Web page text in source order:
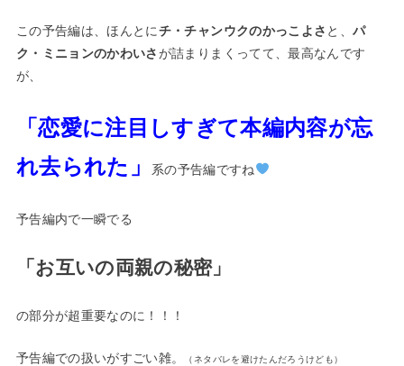
この予告編は、ほんとにチ・チャンウクのかっこよさ と、パ
ク・ミニョンのかわいさが詰まりまくってて、最高なんです
が、
「恋愛に注目しすぎて本編内容が忘
れ去られた」
系の予告編ですね
予告編内で一瞬でる
「お互いの両親の秘密」
の部分が超重要なのに！！！
予告編での扱いがすごい雑。 （ネタバレを避けたんだろうけども）